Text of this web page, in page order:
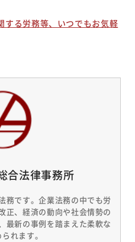
する労務等、いつでもお気軽
合法律事務所
務です。企業法務の中でも労
正、経済の動向や社会情勢の
最新の事例を踏まえた柔軟な
れます。